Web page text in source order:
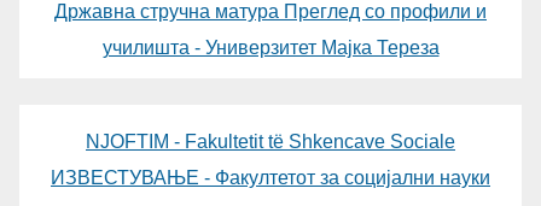
Државна стручна матура Преглед со профили и
училишта - Универзитет Мајка Тереза
NJOFTIM - Fakultetit të Shkencave Sociale
ИЗВЕСТУВАЊЕ - Факултетот за социјални науки